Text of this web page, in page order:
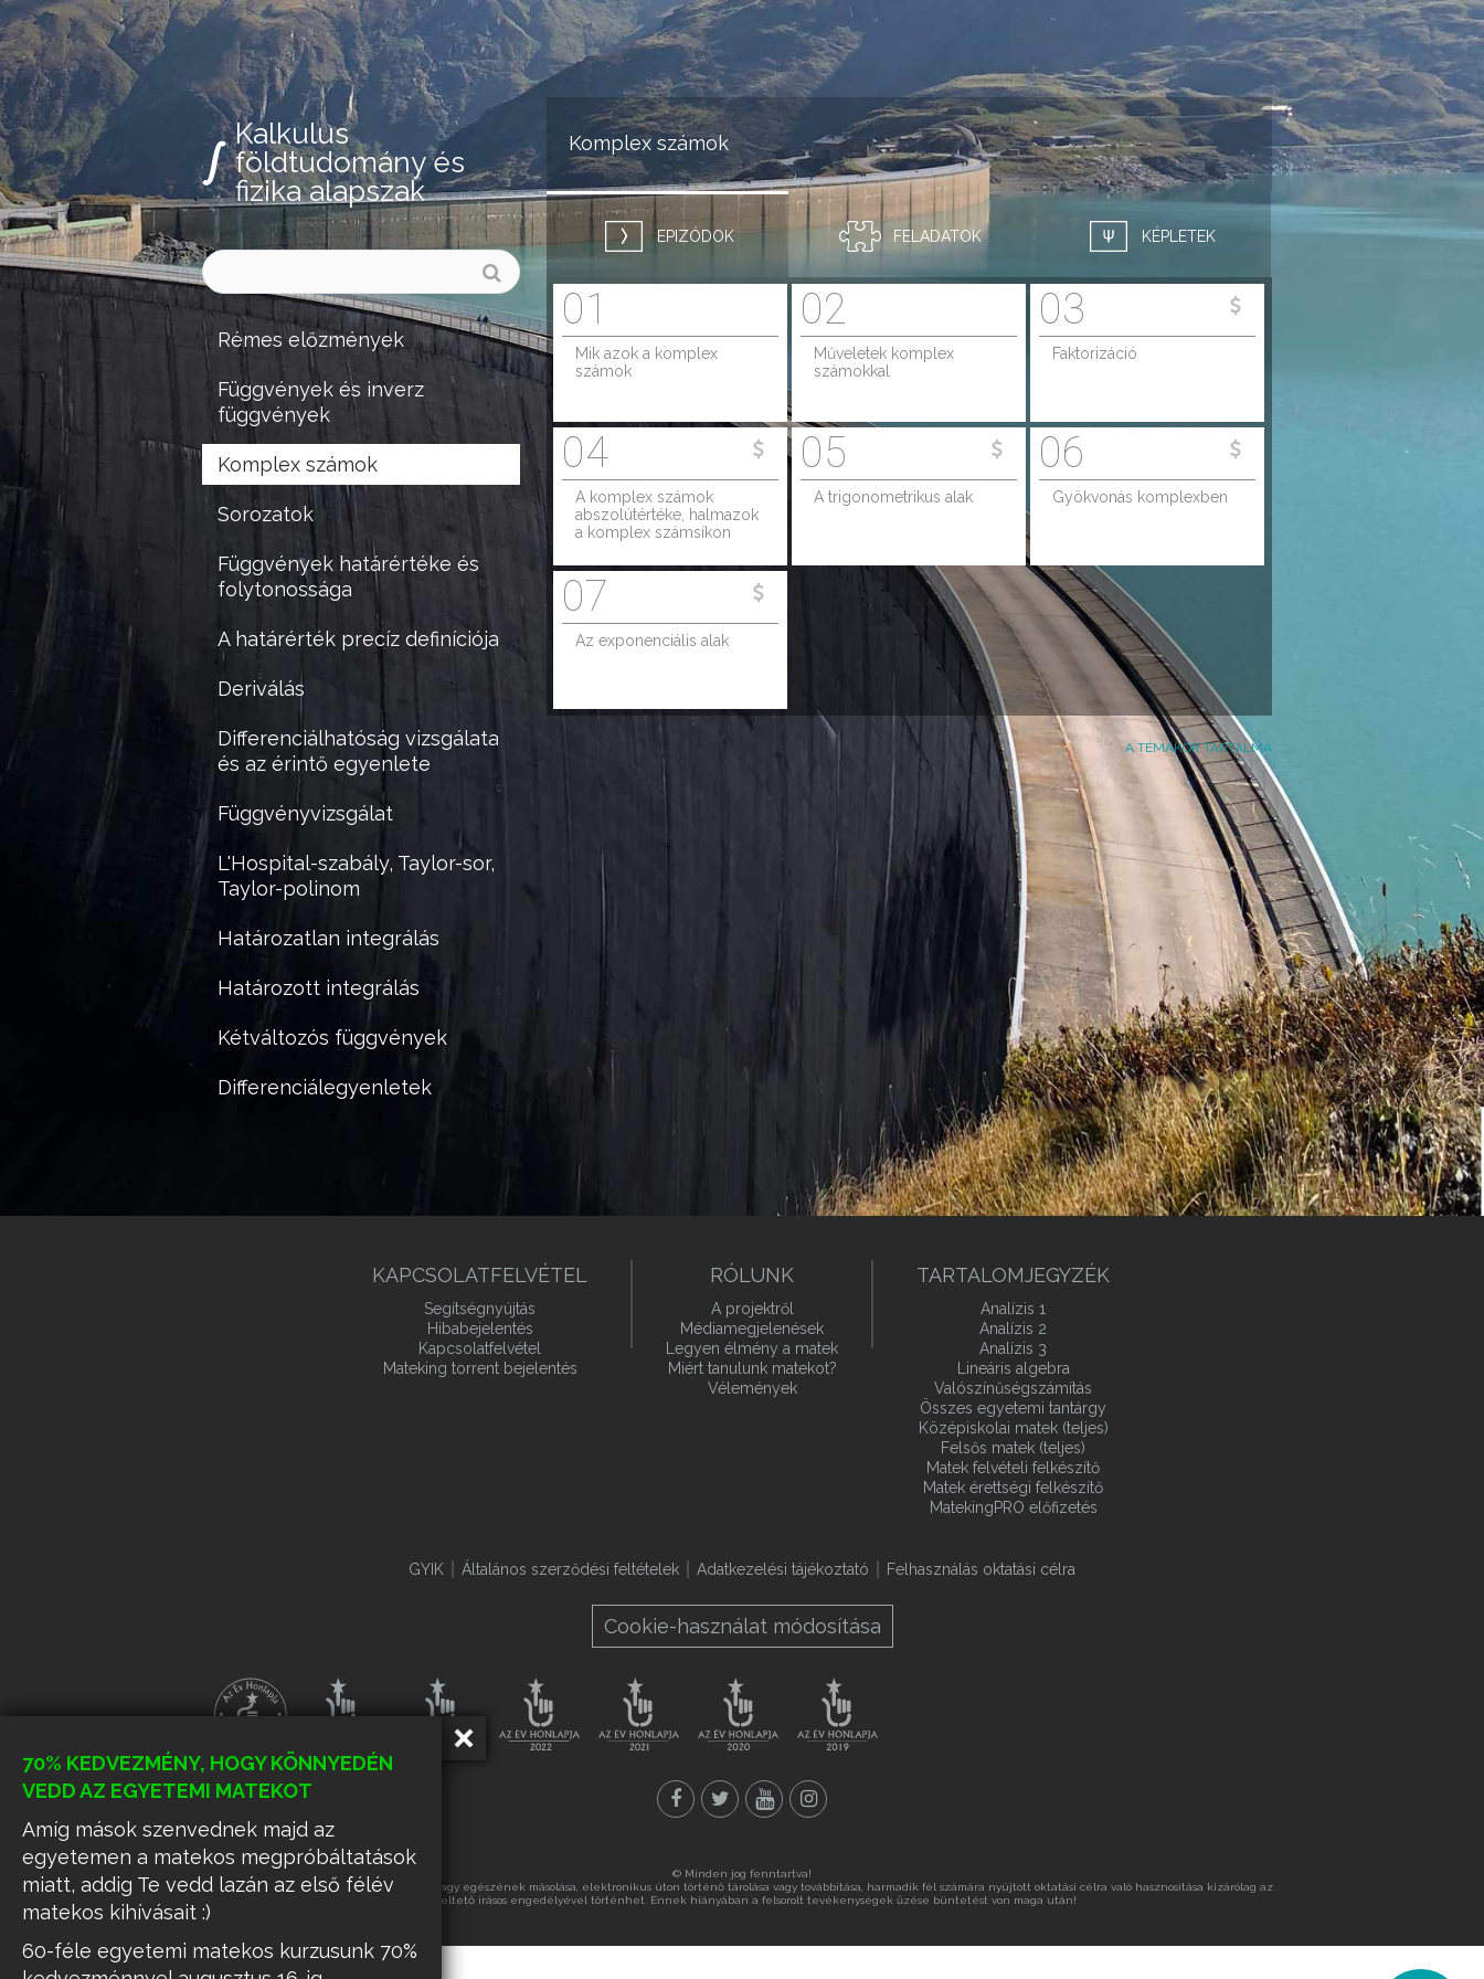
70% KEDVEZMÉNY, HOGY KÖNNYEDÉN
VEDD AZ EGYETEMI MATEKOT
Amíg mások szenvednek majd az
egyetemen a matekos megpróbáltatások
miatt, addig Te vedd lazán az első félév
matekos kihívásait :)
60-féle egyetemi matekos kurzusunk 70%
Jump to navigation
Kalkulus
földtudomány és
fizika alapszak
Rémes előzmények
Függvények és inverz
függvények
Komplex számok
Sorozatok
Függvények határértéke és
folytonossága
A határérték precíz definíciója
Deriválás
Differenciálhatóság vizsgálata
és az érintő egyenlete
Függvényvizsgálat
L'Hospital-szabály, Taylor-sor,
Taylor-polinom
Határozatlan integrálás
Határozott integrálás
Kétváltozós függvények
Differenciálegyenletek
Komplex számok
EPIZÓDOK FELADATOK KÉPLETEK
01
Mik azok a komplex
számok
02
Műveletek komplex
számokkal
03
Faktorizáció
04
A komplex számok
abszolútértéke, halmazok
a komplex számsíkon
05
A trigonometrikus alak
06
Gyökvonás komplexben
07
Az exponenciális alak
A TÉMAKÖR TARTALMA
KAPCSOLATFELVÉTEL
Segítségnyújtás
Hibabejelentés
Kapcsolatfelvétel
Mateking torrent bejelentés
RÓLUNK
A projektről
Médiamegjelenések
Legyen élmény a matek
Miért tanulunk matekot?
Vélemények
TARTALOMJEGYZÉK
Analízis 1
Analízis 2
Analízis 3
Lineáris algebra
Valószínűségszámítás
Összes egyetemi tantárgy
Középiskolai matek (teljes)
Felsős matek (teljes)
Matek felvételi felkészítő
Matek érettségi felkészítő
MatekingPRO előfizetés
GYIK Általános szerződési feltételek Adatkezelési tájékoztató Felhasználás oktatási célra
Cookie-használat módosítása
© Minden jog fenntartva!
Az oldalon található tartalmak részének vagy egészének másolása, elektronikus úton történő tárolása vagy továbbítása, harmadik fél számára nyújtott oktatási célra való hasznosítása kizárólag az
üzemeltető írásos engedélyével történhet. Ennek hiányában a felsorolt tevékenységek űzése büntetést von maga után!